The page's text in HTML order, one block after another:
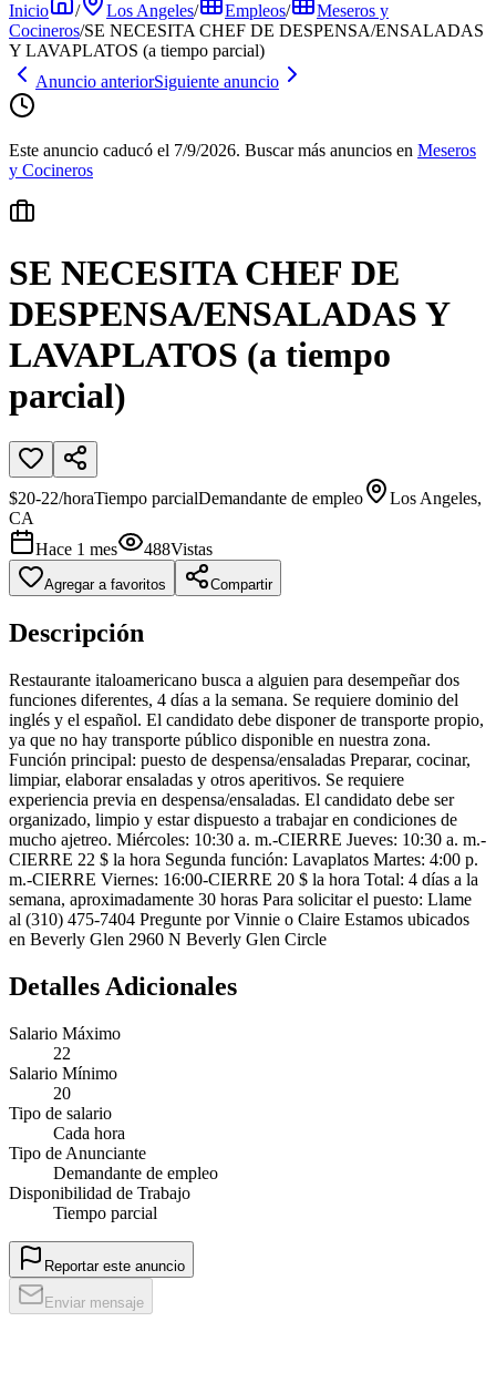
Inicio / Los Angeles/ Empleos/
Meseros y
Cocineros/SE NECESITA CHEF DE DESPENSA/ENSALADAS
Y LAVAPLATOS (a tiempo parcial)
Anuncio anteriorSiguiente anuncio
Este anuncio caducó el 7/9/2026. Buscar más anuncios en Meseros
y Cocineros
SE NECESITA CHEF DE
DESPENSA/ENSALADAS Y
LAVAPLATOS (a tiempo
parcial)
$20-22/horaTiempo parcialDemandante de empleo
Los Angeles,
CA
Hace 1 mes
488Vistas
Agregar a favoritos Compartir
Descripción
Restaurante italoamericano busca a alguien para desempeñar dos
funciones diferentes, 4 días a la semana. Se requiere dominio del
inglés y el español. El candidato debe disponer de transporte propio,
ya que no hay transporte público disponible en nuestra zona.
Función principal: puesto de despensa/ensaladas Preparar, cocinar,
limpiar, elaborar ensaladas y otros aperitivos. Se requiere
experiencia previa en despensa/ensaladas. El candidato debe ser
organizado, limpio y estar dispuesto a trabajar en condiciones de
mucho ajetreo. Miércoles: 10:30 a. m.-CIERRE Jueves: 10:30 a. m.-
CIERRE 22 $ la hora Segunda función: Lavaplatos Martes: 4:00 p.
m.-CIERRE Viernes: 16:00-CIERRE 20 $ la hora Total: 4 días a la
semana, aproximadamente 30 horas Para solicitar el puesto: Llame
al (310) 475-7404 Pregunte por Vinnie o Claire Estamos ubicados
en Beverly Glen 2960 N Beverly Glen Circle
Detalles Adicionales
Salario Máximo
22
Salario Mínimo
20
Tipo de salario
Cada hora
Tipo de Anunciante
Demandante de empleo
Disponibilidad de Trabajo
Tiempo parcial
Reportar este anuncio
Enviar mensaje